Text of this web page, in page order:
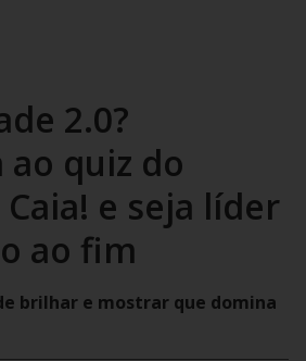
2.0?
ao quiz do
e seja líder
ao fim
brilhar e mostrar que domina